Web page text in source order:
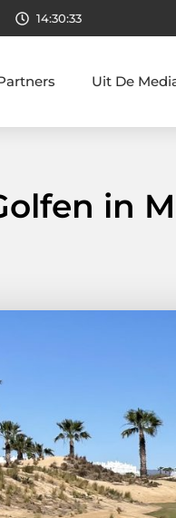
14:30:34
Uit De
in